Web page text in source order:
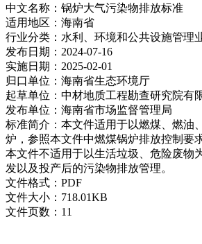
中文名称： 锅炉大气污染物排放标准
适用地区： 海南省
行业分类： 水利、环境和公共设施管理
发布日期： 2024-07-16
实施日期： 2025-02-01
归口单位： 海南省生态环境厅
起草单位： 中材地质工程勘查研究院有
发布单位： 海南省市场监督管理局
标准简介： 本文件适用于以燃煤、燃油
炉，参照本文件中燃煤锅炉排放控制要
本文件不适用于以生活垃圾、危险废物
发以及投产后的污染物排放管理。
文件格式： PDF
文件大小： 718.01KB
文件页数： 11